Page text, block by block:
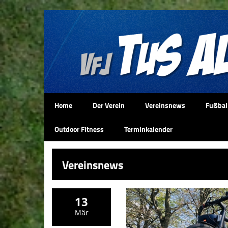
Home Der Verein Vereinsnews
Outdoor Fitness Terminkalender
Vereinsnews
13
Mär